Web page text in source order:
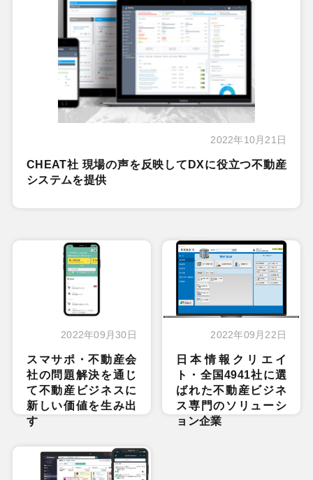
2022年10月21日
CHEAT社 現場の声を反映してDXに役立つ不動産
システムを提供
2022年09月30日
スマサポ・不動産会
社の問題解決を通じ
て不動産ビジネスに
新しい価値を生み出
す
2022年09月22日
日本情報クリエイ
ト・全国4941社に選
ばれた不動産ビジネ
ス専門のソリューシ
ョン企業